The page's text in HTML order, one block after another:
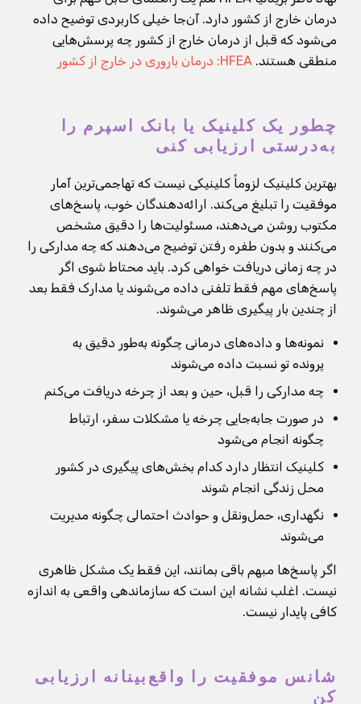
درمان خارج از کشور دارد. آن‌جا خیلی کاربردی توضیح داده
می‌شود که قبل از درمان خارج از کشور چه پرسش‌هایی
منطقی هستند. HFEA: درمان باروری در خارج از کشور
چطور یک کلینیک یا بانک اسپرم را
به‌درستی ارزیابی کنی
بهترین کلینیک لزوماً کلینیکی نیست که تهاجمی‌ترین آمار
موفقیت را تبلیغ می‌کند. ارائه‌دهندگان خوب، پاسخ‌های
مکتوب روشن می‌دهند، مسئولیت‌ها را دقیق مشخص
می‌کنند و بدون طفره رفتن توضیح می‌دهند که چه مدارکی را
در چه زمانی دریافت خواهی کرد. باید محتاط شوی اگر
پاسخ‌های مهم فقط تلفنی داده می‌شوند یا مدارک فقط بعد
از چندین بار پیگیری ظاهر می‌شوند.
نمونه‌ها و داده‌های درمانی چگونه به‌طور دقیق به
پرونده تو نسبت داده می‌شوند
چه مدارکی را قبل، حین و بعد از چرخه دریافت می‌کنم
در صورت جابه‌جایی چرخه یا مشکلات سفر، ارتباط
چگونه انجام می‌شود
کلینیک انتظار دارد کدام بخش‌های پیگیری در کشور
محل زندگی انجام شوند
نگهداری، حمل‌ونقل و حوادث احتمالی چگونه مدیریت
می‌شوند
اگر پاسخ‌ها مبهم باقی بمانند، این فقط یک مشکل ظاهری
نیست. اغلب نشانه این است که سازماندهی واقعی به اندازه
کافی پایدار نیست.
شانس موفقیت را واقع‌بینانه ارزیابی
کن